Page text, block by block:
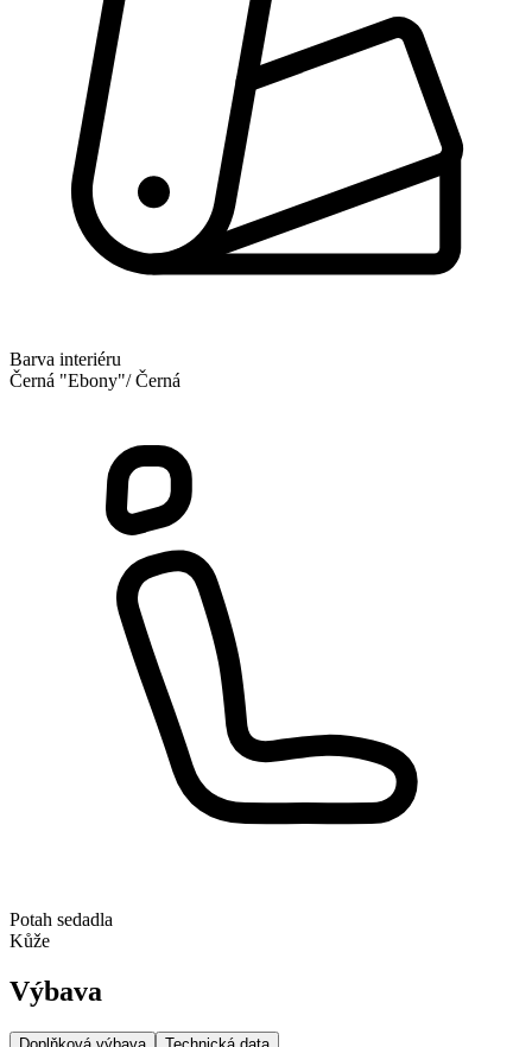
Barva interiéru
Černá "Ebony"/ Černá
Potah sedadla
Kůže
Výbava